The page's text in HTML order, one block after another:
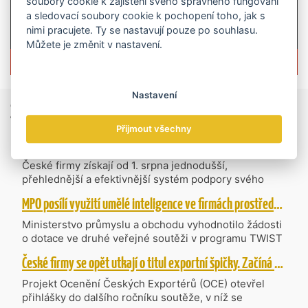
Zprávyze světa obchodu
Vzniká CzechBusiness. Nová státní agentura zjednoduší podporu českých firem
České firmy získají od 1. srpna jednodušší,
přehlednější a efektivnější systém podpory svého
CzechBusiness, která propojuje dosavadní
kompetence agentur CzechTrade a CzechInvest.
Firmám nabídne jednoho partnera pro rozvoj od
inovací až po zahraniční expanzi.
MPO posílí využití umělé inteligence ve firmách prostřednictvím 40 projektů z programu TWIST
Ministerstvo průmyslu a obchodu vyhodnotilo žádosti
o dotace ve druhé veřejné soutěži v programu TWIST
– Transfer, Výzkum, Vývoj a Inovace pro Strategické
Technologie, do které bylo podáno 318 návrhů
projektů požadujících dotaci o celkovém objemu 4,27
mld. Kč. Částkou 630 mil. Kč bude podpořeno čtyřicet
České firmy se opět utkají o titul exportní špičky. Začíná další ročník Ocenění Českých Exportérů
Projekt Ocenění Českých Exportérů (OCE) otevřel
přihlášky do dalšího ročníku soutěže, v níž se
a sledovací soubory cookie k pochopení toho, jak s
nimi pracujete. Ty se nastavují pouze po souhlasu.
Můžete je změnit v nastavení.
Nastavení
Přijmout všechny